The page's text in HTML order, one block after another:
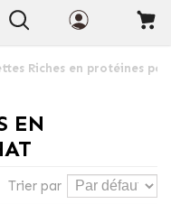
Riches en protéines
EN
Trier par